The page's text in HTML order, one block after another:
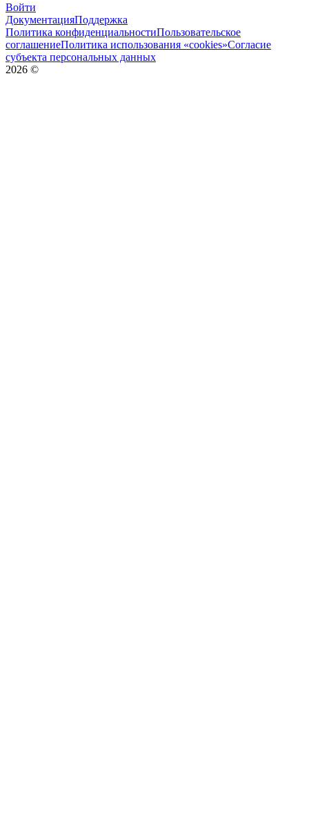
Войти
ДокументацияПоддержка
Политика конфиденциальностиПользовательское
соглашениеПолитика использования «cookies»Согласие
субъекта персональных данных
2026 ©